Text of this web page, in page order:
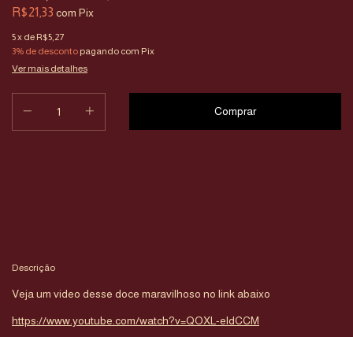
R$21,33 com Pix
5x de R$5,27
3% de desconto pagando com Pix
Ver mais detalhes
Descrição
Veja um video desse doce maravilhoso no link abaixo
https://www.youtube.com/watch?v=QOXL-eldCCM